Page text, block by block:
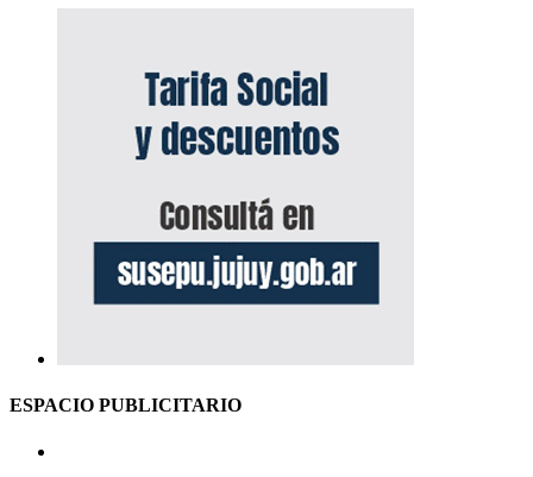
ESPACIO PUBLICITARIO